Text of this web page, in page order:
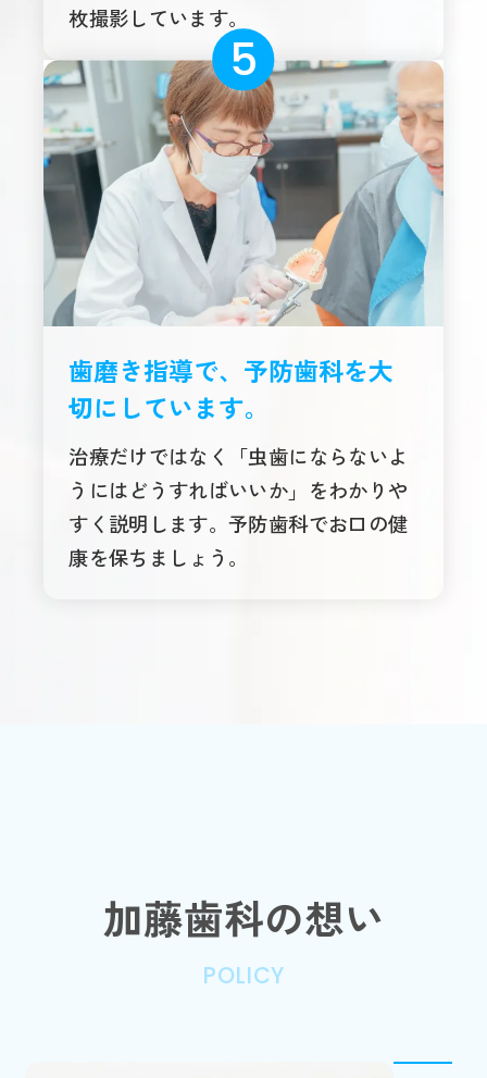
枚撮影しています。
歯磨き指導で、予防歯科を大
切にしています。
治療だけではなく「虫歯にならないよ
うにはどうすればいいか」をわかりや
すく説明します。予防歯科でお口の健
康を保ちましょう。
加藤歯科の想い
POLICY